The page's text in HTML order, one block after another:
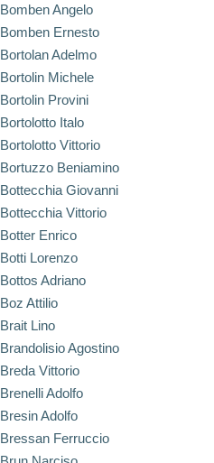
Bomben Angelo
Bomben Ernesto
Bortolan Adelmo
Bortolin Michele
Bortolin Provini
Bortolotto Italo
Bortolotto Vittorio
Bortuzzo Beniamino
Bottecchia Giovanni
Bottecchia Vittorio
Botter Enrico
Botti Lorenzo
Bottos Adriano
Boz Attilio
Brait Lino
Brandolisio Agostino
Breda Vittorio
Brenelli Adolfo
Bresin Adolfo
Bressan Ferruccio